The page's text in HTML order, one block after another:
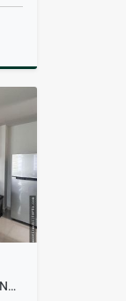
APARTAMENTO EN ALQUILER EN ENVIGADO